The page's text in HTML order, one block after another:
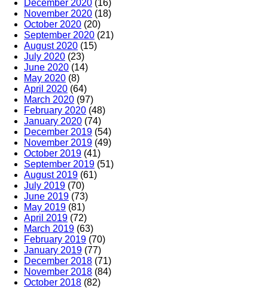
December 2020 (16)
November 2020 (18)
October 2020 (20)
September 2020 (21)
August 2020 (15)
July 2020 (23)
June 2020 (14)
May 2020 (8)
April 2020 (64)
March 2020 (97)
February 2020 (48)
January 2020 (74)
December 2019 (54)
November 2019 (49)
October 2019 (41)
September 2019 (51)
August 2019 (61)
July 2019 (70)
June 2019 (73)
May 2019 (81)
April 2019 (72)
March 2019 (63)
February 2019 (70)
January 2019 (77)
December 2018 (71)
November 2018 (84)
October 2018 (82)